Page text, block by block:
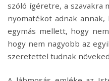
szóló ígéretre, a szavakra
nyomatékot adnak
egymás mellett, hogy
hogy nem nagyobb az
szeretettel tudnak